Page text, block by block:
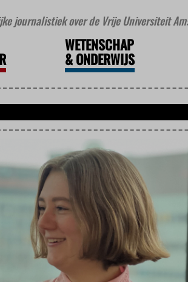
journalistiek over de Vrije Universiteit
WETENSCHAP
&ONDERWIJS